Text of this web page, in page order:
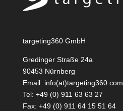
targeting360 GmbH
Gredinger Straße 24a
90453 Nürnberg
Email: info(at)targeting360.com
Tel: +49 (0) 911 63 63 27
Fax: +49 (0) 911 64 15 51 64